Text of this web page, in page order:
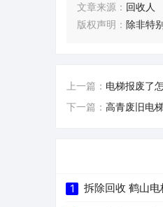
文章来源： 回收人
版权声明： 除非特
上一篇： 电梯报废了
下一篇： 高青废旧电
1 拆除回收